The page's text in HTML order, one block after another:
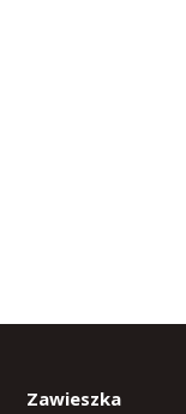
Zawieszka